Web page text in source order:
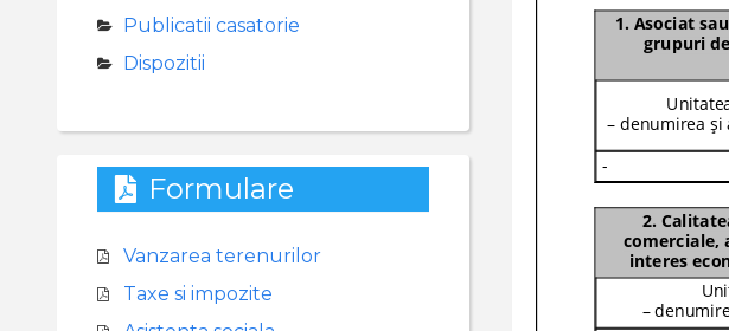
Publicatii casatorie
Dispozitii
Formulare
Vanzarea terenurilor
Taxe si impozite